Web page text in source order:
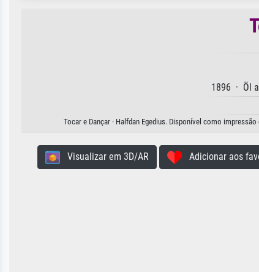
1896 · Öl
Tocar e Dançar · Halfdan Egedius. Disponível como
Visualizar em 3D/AR Adicionar aos